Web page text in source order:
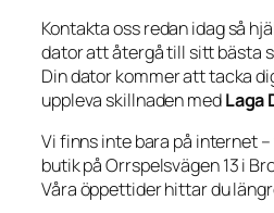
Kontakta oss redan idag så
dator att återgå till sitt bästa
Din dator kommer att tacka
uppleva skillnaden medLaga
Vi finns inte bara på internet
butik på Orrspelsvägen 13 i
Våra öppettider hittar du